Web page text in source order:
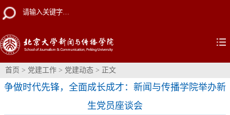
首页 > 党建工作 > 党建动态 > 正文
争做时代先锋，全面成长成才：新闻与传播学院举办新
生党员座谈会